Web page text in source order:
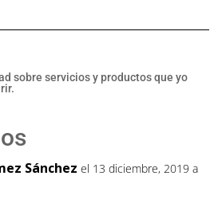
sobre servicios y productos que yo
Sánchez el 13 diciembre, 2019 a